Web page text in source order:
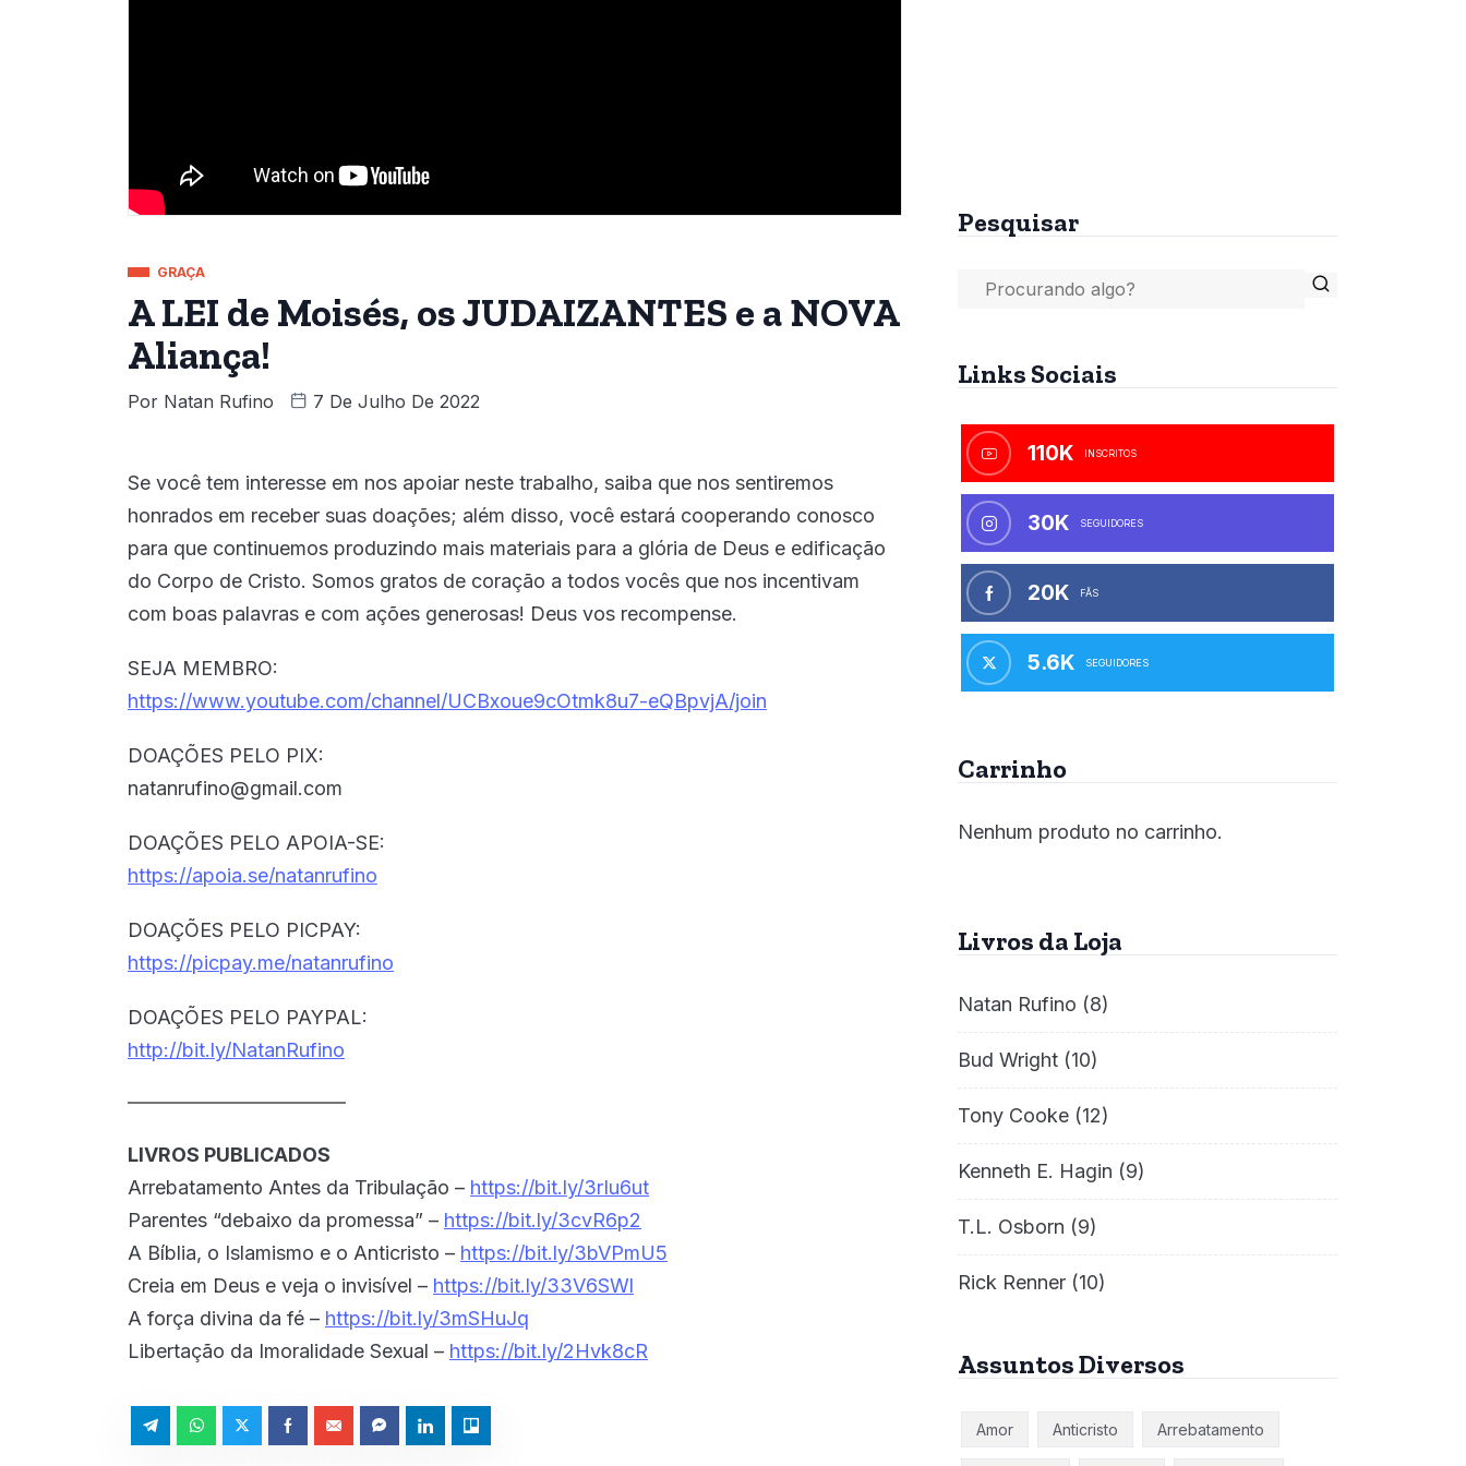
GRAÇA
A LEI de Moisés, os JUDAIZANTES e a NOVA
Aliança!
Por Natan Rufino 7 De Julho De 2022
Se você tem interesse em nos apoiar neste trabalho, saiba que nos sentiremos
honrados em receber suas doações; além disso, você estará cooperando conosco
para que continuemos produzindo mais materiais para a glória de Deus e edificação
do Corpo de Cristo. Somos gratos de coração a todos vocês que nos incentivam
com boas palavras e com ações generosas! Deus vos recompense.
SEJA MEMBRO:
https://www.youtube.com/channel/UCBxoue9cOtmk8u7-eQBpvjA/join
DOAÇÕES PELO PIX:
natanrufino@gmail.com
DOAÇÕES PELO APOIA-SE:
https://apoia.se/natanrufino
DOAÇÕES PELO PICPAY:
https://picpay.me/natanrufino
DOAÇÕES PELO PAYPAL:
http://bit.ly/NatanRufino
LIVROS PUBLICADOS
Arrebatamento Antes da Tribulação – https://bit.ly/3rIu6ut
Parentes “debaixo da promessa” – https://bit.ly/3cvR6p2
A Bíblia, o Islamismo e o Anticristo – https://bit.ly/3bVPmU5
Creia em Deus e veja o invisível – https://bit.ly/33V6SWl
A força divina da fé – https://bit.ly/3mSHuJq
Libertação da Imoralidade Sexual – https://bit.ly/2Hvk8cR
Pesquisar
Links Sociais
110K INSCRITOS
30K SEGUIDORES
20K FÃS
5.6K SEGUIDORES
Carrinho
Nenhum produto no carrinho.
Livros da Loja
Natan Rufino (8)
Bud Wright (10)
Tony Cooke (12)
Kenneth E. Hagin (9)
T.L. Osborn (9)
Rick Renner (10)
Assuntos Diversos
Amor Anticristo Arrebatamento